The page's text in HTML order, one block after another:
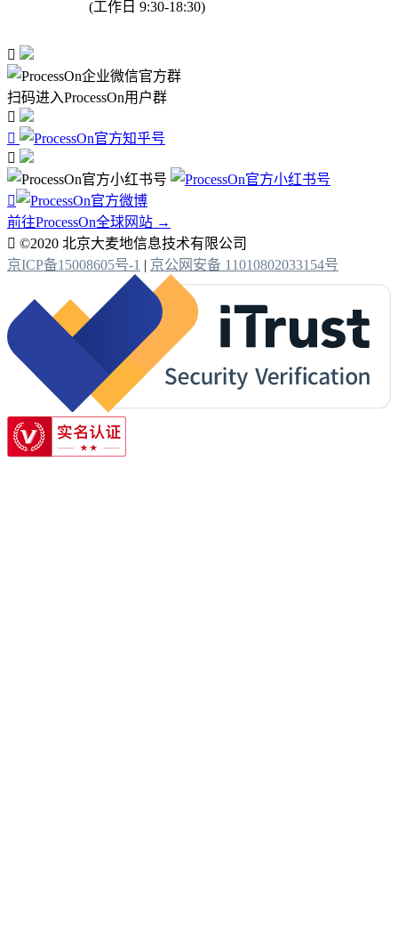
(工作日 9:30-18:30)

扫码进入ProcessOn用户群




前往ProcessOn全球网站 →
 ©2020 北京大麦地信息技术有限公司
京ICP备15008605号-1 | 京公网安备 11010802033154号